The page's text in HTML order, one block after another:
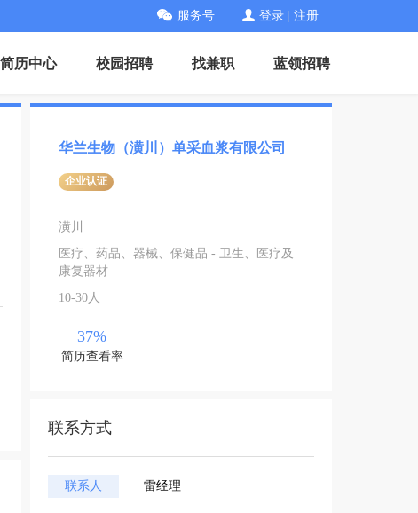
服务号 登录 注册
简历中心 校园招聘 找兼职 蓝领招聘
华兰生物（潢川）单采血浆有限公司
企业认证
潢川
医疗、药品、器械、保健品 - 卫生、医疗及
康复器材
10-30人
37%
简历查看率
联系方式
联系人 雷经理